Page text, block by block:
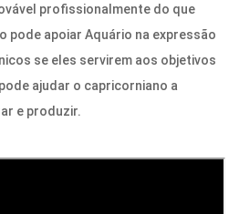
profissionalmente do que
pode apoiar Aquário na expressão
se eles servirem aos objetivos
ajudar o capricorniano a
e produzir.